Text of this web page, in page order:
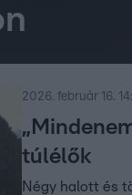
2026. február 16.
túlélők
Négy halott és